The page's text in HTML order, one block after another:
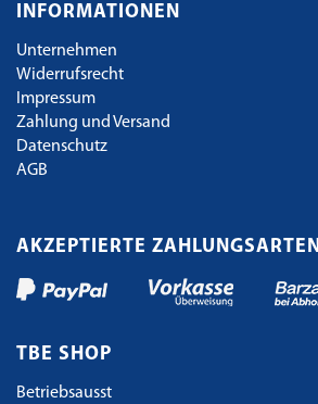
INFORMATIONEN
Unternehmen
Widerrufsrecht
Impressum
Zahlung und Versand
Datenschutz
AGB
AKZEPTIERTE ZAHLUNGSARTEN
TBE SHOP
Betriebsausst